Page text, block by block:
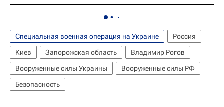
Специальная военная операция на Украине
Россия
Киев
Запорожская область
Владимир Рогов
Вооруженные силы Украины
Вооруженные силы РФ
Безопасность